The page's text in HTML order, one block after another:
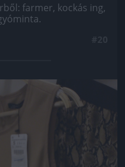
farmer, kockás ing,
kép!